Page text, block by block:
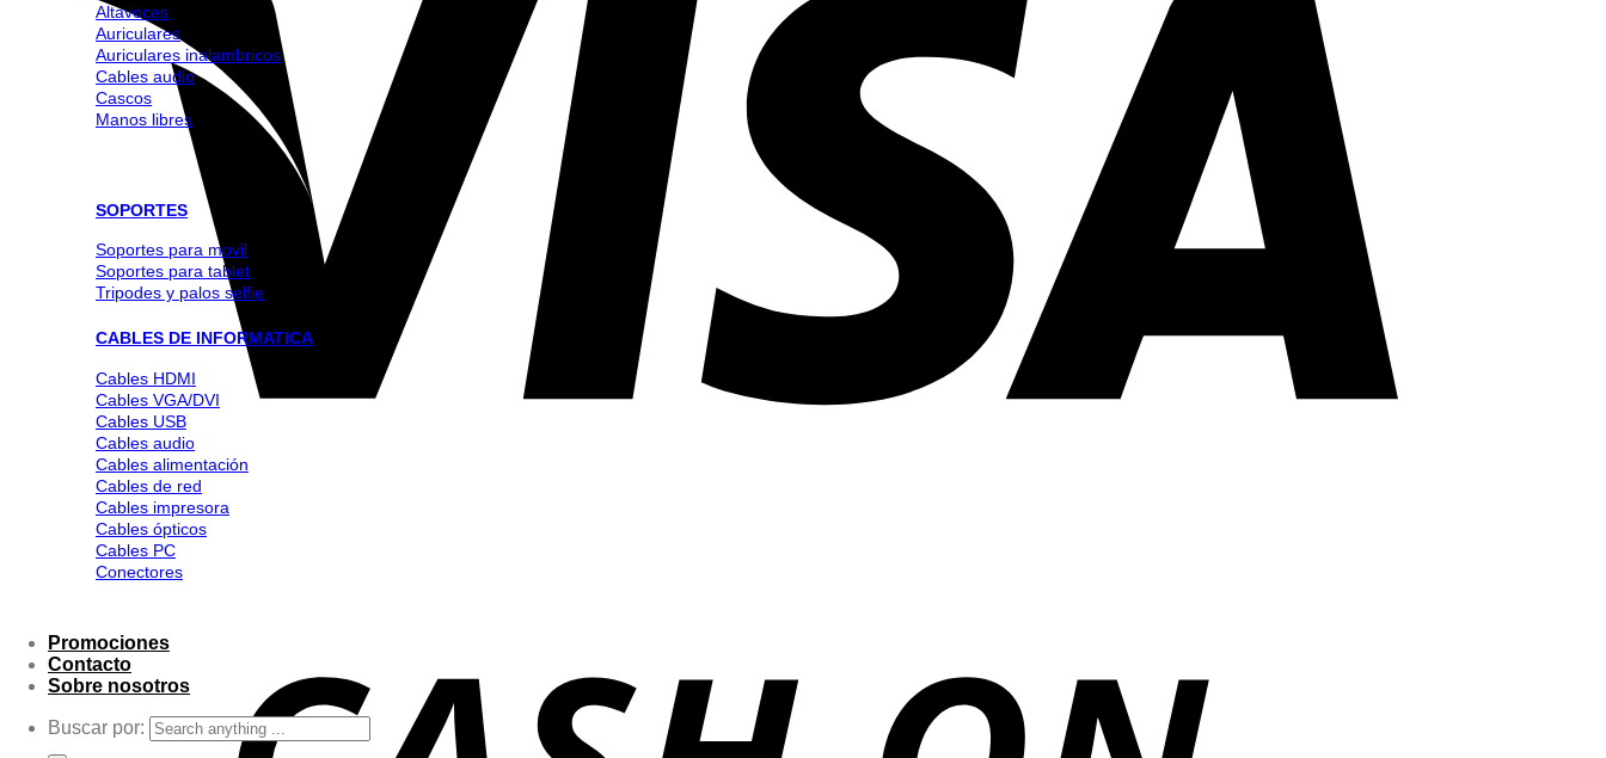
Altavoces
Auriculares
Auriculares inalambricos
Cables audio
Cascos
Manos libres
SOPORTES
Soportes para movil
Soportes para tablet
Tripodes y palos selfie
CABLES DE INFORMATICA
Cables HDMI
Cables VGA/DVI
Cables USB
Cables audio
Cables alimentación
Cables de red
Cables impresora
Cables ópticos
Cables PC
Conectores
Promociones
Contacto
Sobre nosotros
Buscar por: